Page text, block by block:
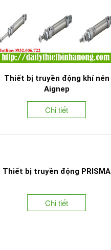
Thiết bị truyền động khí nén
Aignep
Chi tiết
Thiết bị truyền động PRISMA
Chi tiết